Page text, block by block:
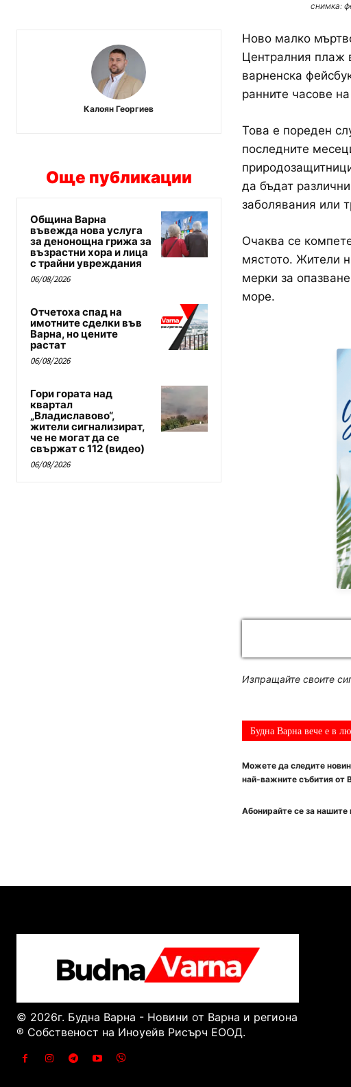
снимка:
Калоян Георгиев
Още публикации
Община Варна
въвежда нова услуга
за денонощна грижа за
възрастни хора и лица
с трайни увреждания
06/08/2026
Отчетоха спад на
имотните сделки във
Варна, но цените
растат
06/08/2026
Гори гората над
квартал
„Владиславово“,
жители сигнализират,
че не могат да се
свържат с 112 (видео)
06/08/2026
Ново малко
Централния плаж
варненска
ранните часове
Това е пореден
последните
да бъдат
заболявания или
Очаква се
мястото. Жители
мерки за
море.
Изпращайте своите
Будна Варна вече е в
Можете да следите
най-важните събития от
Абонирайте се за
© 2026г. Будна Варна - Новини от Варна и региона
® Собственост на Иноуейв Рисърч ЕООД.